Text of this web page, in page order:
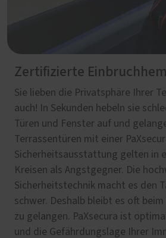
Zertifizierte
Sie lieben die Privatsphäre Ihrer
auch! In Sekunden hebeln sie
Türen und Fenster auf und
Terrassentüren mit einer
Sicherheitsausstattung gelten in
Kreisen als Angstgegner. Die
Sicherheitstechnik macht es den
schwer. Deshalb bleibt es oft beim
zu gelangen. PaXsecura ist
und die Gefährdungslage Ihrer